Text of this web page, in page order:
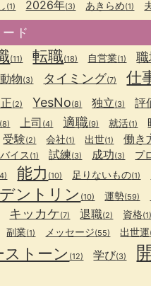
(1) 2026年(3) あきらめ(1)
ド
(11) 転職(18) 自営業(1)
物(3) タイミング(7) 仕
(2) YesNo(8) 独立(3) 評
(8) 上司 (4) 適職(9) 就活(1)
受験(2) 会社(1) 出世(1) 働き
イス (1) 試練(3) 成功(3) プ
能力 (10) 足りないもの(1)
ントリン (10) 運勢(59)
キッカケ(7) 退職(2) 資格(1)
副業(1) メッセージ(55) 出世運
ストーン (12) 学び(3)